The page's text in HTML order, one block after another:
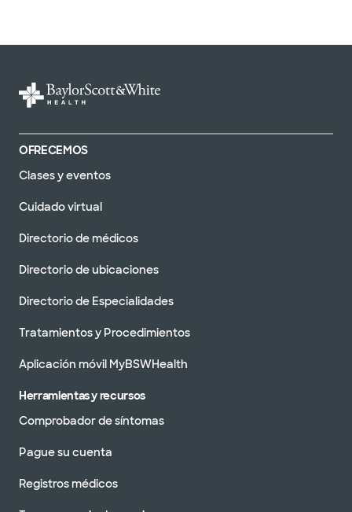
OFRECEMOS
Clases y eventos
Cuidado virtual
Directorio de médicos
Directorio de ubicaciones
Directorio de Especialidades
Tratamientos y Procedimientos
Aplicación móvil MyBSWHealth
Herramientas y recursos
Comprobador de síntomas
Pague su cuenta
Registros médicos